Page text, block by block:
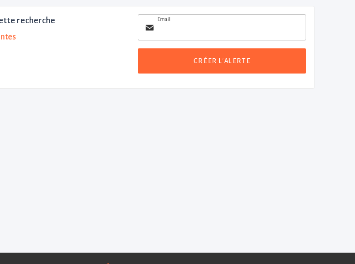
recherche Email
CRÉER L'ALERTE